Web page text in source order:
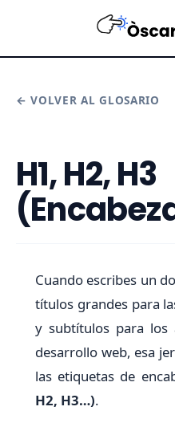
← VOLVER AL GLOSARIO
H1, H2, H3
Cuando escribes un
títulos grandes para
y subtítulos para los
desarrollo web, esa
las etiquetas de
H2, H3…).